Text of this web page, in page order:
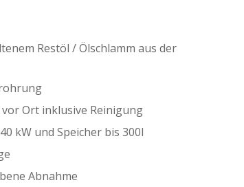
Restöl / Ölschlamm aus der
Ort inklusive Reinigung
kW und Speicher bis 300l
Abnahme